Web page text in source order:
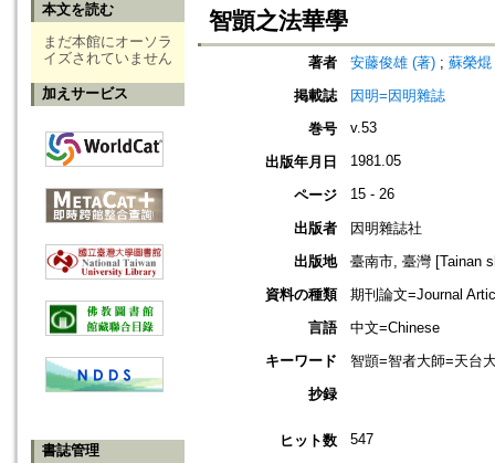
本文を読む
まだ本館にオーソラ
イズされていません
加えサービス
書誌管理
智顗之法華學
著者 安藤俊雄 (著) ; 蘇榮焜
掲載誌
因明=因明雜誌
巻号
v.53
出版年月日 1981.05
ページ 15 - 26
出版者
因明雜誌社
出版地
臺南市, 臺灣 [Tainan
資料の種類
期刊論文=Journal
言語
中文=Chinese
キーワード
智顗=智者大師=天台
抄録
ヒット数 547